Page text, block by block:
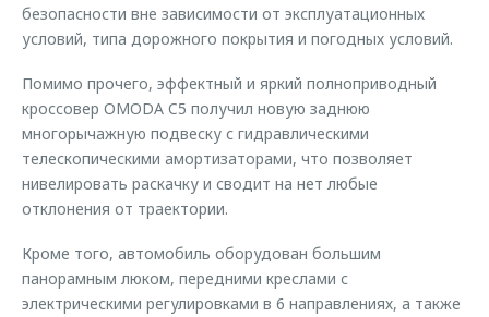
безопасности вне зависимости от эксплуатационных
условий, типа дорожного покрытия и погодных условий.
Помимо прочего, эффектный и яркий полноприводный
кроссовер OMODA C5 получил новую заднюю
многорычажную подвеску с гидравлическими
телескопическими амортизаторами, что позволяет
нивелировать раскачку и сводит на нет любые
отклонения от траектории.
Кроме того, автомобиль оборудован большим
панорамным люком, передними креслами с
электрическими регулировками в 6 направлениях, а также